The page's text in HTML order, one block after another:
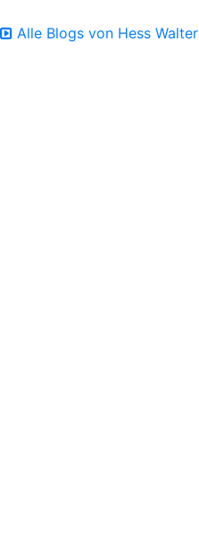
Alle Blogs von Hess Walter